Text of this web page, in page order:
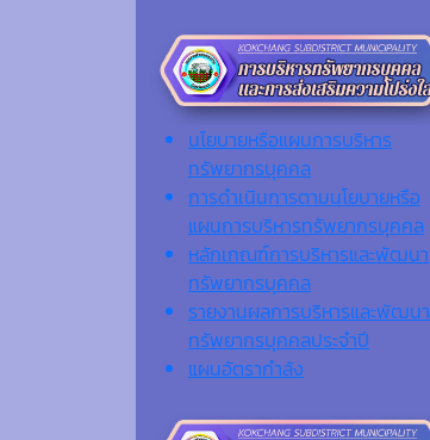
นโยบายหรือแผนการบริหาร
ทรัพยากรบุคคล
การดำเนินการตามนโยบายหรือ
แผนการบริหารทรัพยากรบุคคล
หลักเกณฑ์การบริหารและพัฒนา
ทรัพยากรบุคคล
รายงานผลการบริหารและพัฒนา
ทรัพยากรบุคคลประจำปี
แผนอัตรากำลัง